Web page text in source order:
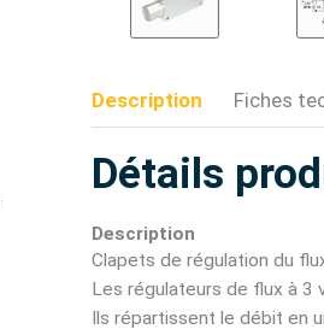
Description Fiches
Détails
Description
Clapets de régulation du
Les régulateurs de flux à 3
Ils répartissent le débit en